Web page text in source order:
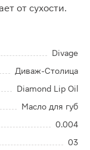
от сухости.
Divage
Диваж-Столица
Diamond Lip Oil
Масло для губ
0.004
03